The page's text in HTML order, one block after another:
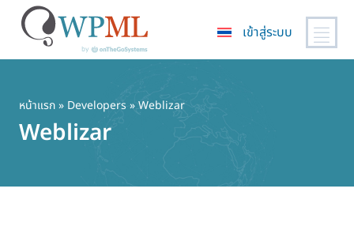
เนื้อหา
เข้าสู่ระบบ
หน้าแรก» Developers » Weblizar
Weblizar